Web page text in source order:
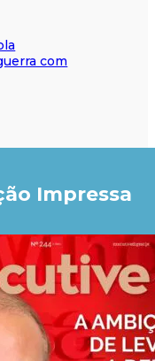
com
Impressa